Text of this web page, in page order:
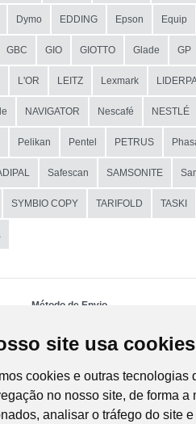
site usa cookies
cookies e outras tecnologias
no nosso site, de forma
analisar o tráfego do site
Dymo EDDING Epson Equip
GBC GIO GIOTTO Glade GP
L'OR LEITZ Lexmark
NAVIGATOR Nescafé NESTLÉ
Pelikan Pentel PETRUS
Safescan SAMSONITE
SYMBIO COPY TARIFOLD TASKI
Método de Envio